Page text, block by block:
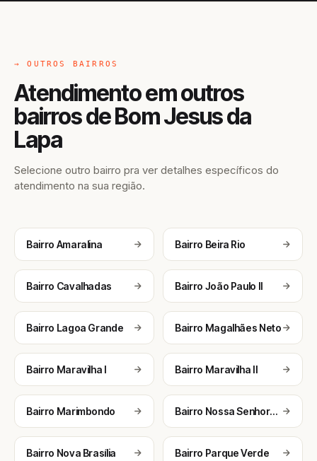
→ OUTROS BAIRROS
Atendimento em outros
bairros de Bom Jesus da
Lapa
Selecione outro bairro pra ver detalhes específicos do
atendimento na sua região.
Bairro Amaralina Bairro Beira Rio
Bairro Cavalhadas Bairro João Paulo II
Bairro Lagoa Grande Bairro Magalhães Neto
Bairro Maravilha I Bairro Maravilha II
Bairro Marimbondo Bairro Nossa Senhora da Soledade (Consolação)
Bairro Nova Brasília Bairro Parque Verde